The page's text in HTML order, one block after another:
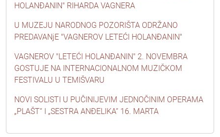
HOLANĐANIN" RIHARDA VAGNERA
U MUZEJU NARODNOG POZORIŠTA ODRŽANO
PREDAVANjE "VAGNEROV LETEĆI HOLANĐANIN"
VAGNEROV "LETEĆI HOLANĐANIN" 2. NOVEMBRA
GOSTUJE NA INTERNACIONALNOM MUZIČKOM
FESTIVALU U TEMIŠVARU
NOVI SOLISTI U PUČINIJEVIM JEDNOČINIM OPERAMA
„PLAŠT“ I „SESTRA ANĐELIKA“ 16. MARTA